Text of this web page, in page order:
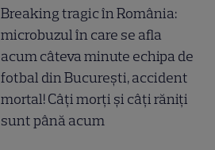
Breaking tragic în România:
microbuzul în care se afla
acum câteva minute echipa de
fotbal din București, accident
mortal! Câți morți și câți răniți
sunt până acum